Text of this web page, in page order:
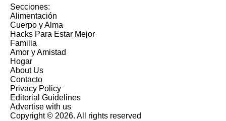
Secciones:
Alimentación
Cuerpo y Alma
Hacks Para Estar Mejor
Familia
Amor y Amistad
Hogar
About Us
Contacto
Privacy Policy
Editorial Guidelines
Advertise with us
Copyright © 2026. All rights reserved